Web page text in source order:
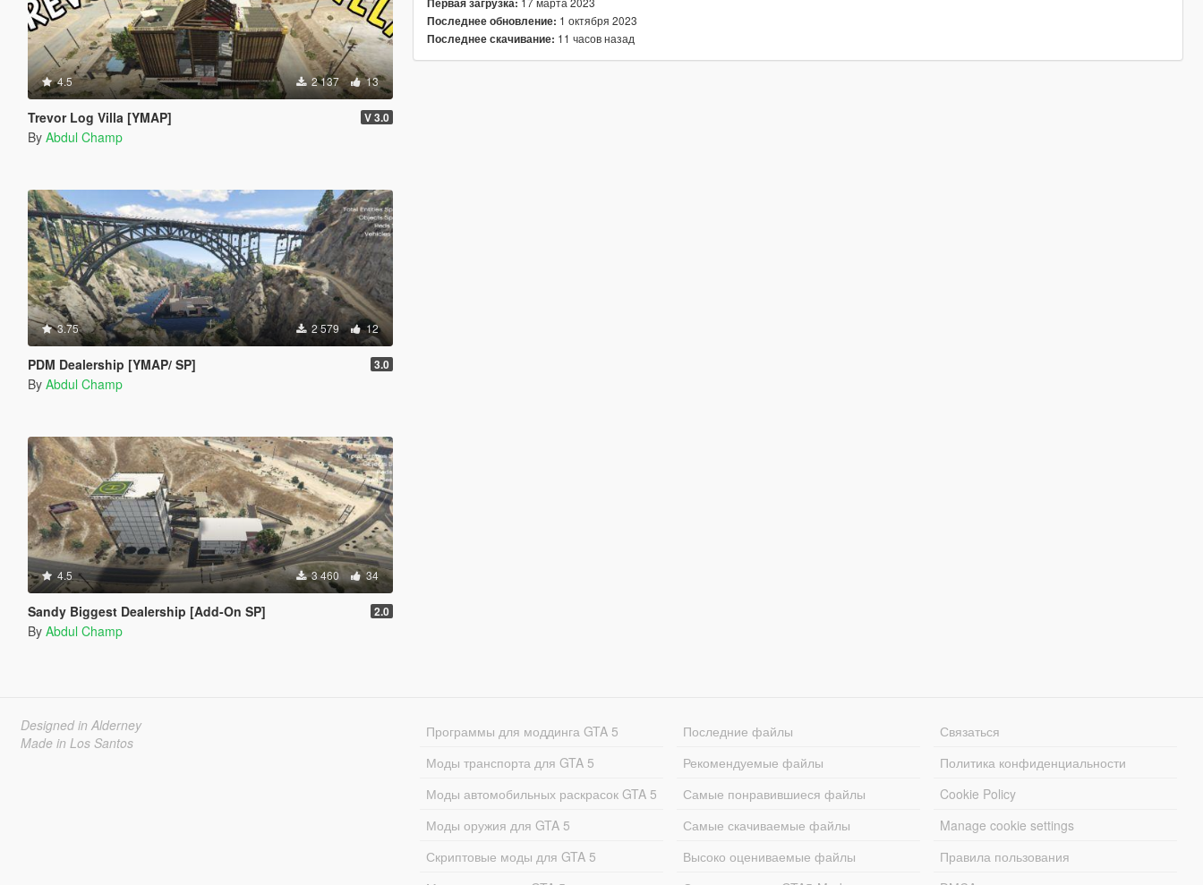
4.5 2 137 13
Trevor Log Villa [YMAP] V 3.0
By Abdul Champ
3.75 2 579 12
PDM Dealership [YMAP/ SP] 3.0
By Abdul Champ
4.5 3 460 34
Sandy Biggest Dealership [Add-On SP] 2.0
By Abdul Champ
Первая загрузка:
Последнее обновление: 1 октября 2023
Последнее скачивание: 11 часов назад
Designed in Alderney
Made in Los Santos
Программы для моддинга GTA 5
Моды транспорта для GTA 5
Моды автомобильных раскрасок GTA 5
Моды оружия для GTA 5
Скриптовые моды для GTA 5
Последние файлы
Рекомендуемые файлы
Самые понравившиеся файлы
Самые скачиваемые файлы
Высоко оцениваемые файлы
Связаться
Политика конфиденциальности
Cookie Policy
Manage cookie settings
Правила пользования